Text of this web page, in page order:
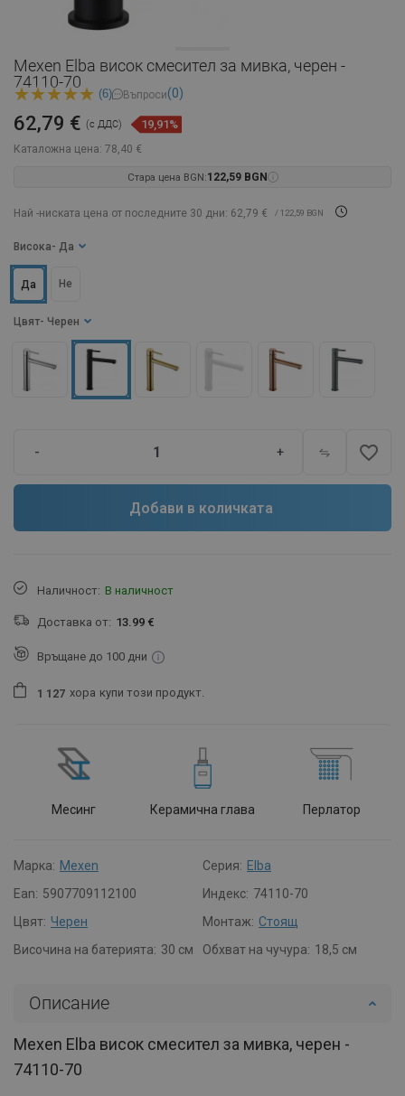
Mexen Elba висок смесител за мивка, черен -
74110-70
(6) Въпроси(0)
Каталожна цена: 78,40 €
62,79 € (с ДДС) 19,91%
Стара цена BGN:122,59 BGN
Най -ниската цена от последните 30 дни: 62,79 € / 122,59 BGN
Цвят - Черен
Висока - Да
Да Не
- + favorite_border
Добави в количката
Наличност: В наличност
Доставка от: 13.99 €
Връщане до 100 дни
1 1 27 хора купи този продукт.
Месинг Керамична глава Перлатор
Марка: Mexen Серия: Elba
Ean: 5907709112100 Индекс: 74110-70
Цвят: Черен Монтаж: Стоящ
Височина на батерията: 30 см Обхват на чучура: 18,5 см
Описание
Mexen Elba висок смесител за мивка, черен -
74110-70